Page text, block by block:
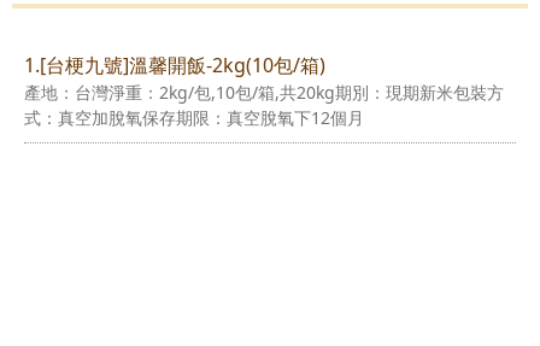
1.[台梗九號]溫馨開飯-2kg(10包/箱)
產地：台灣淨重：2kg/包,10包/箱,共20kg期別：現期新米包裝方
式：真空加脫氧保存期限：真空脫氧下12個月